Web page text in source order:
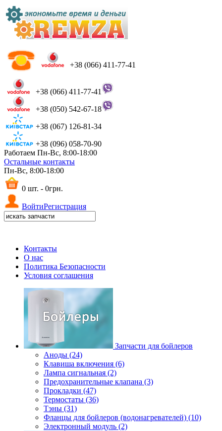
+38 (066) 411-77-41
+38 (066) 411-77-41
+38 (050) 542-67-18
+38 (067) 126-81-34
+38 (096) 058-70-90
Работаем Пн-Вс, 8:00-18:00
Остальные контакты
Пн-Вс, 8:00-18:00
0 шт. - 0грн.
ВойтиРегистрация
Контакты
О нас
Политика Безопасности
Условия соглашения
Запчасти для бойлеров
Аноды (24)
Клавиша включения (6)
Лампа сигнальная (2)
Предохранительные клапана (3)
Прокладки (47)
Термостаты (36)
Тэны (31)
Фланцы для бойлеров (водонагревателей) (10)
Электронный модуль (2)